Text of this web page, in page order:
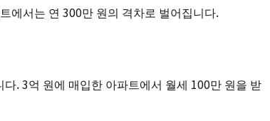
에서는 연 300만 원의 격차로 벌어집니다.
. 3억 원에 매입한 아파트에서 월세 100만 원을 받